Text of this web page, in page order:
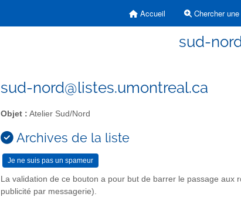
Accueil Chercher
sud-
sud-nord@listes.umontreal.ca
Objet : Atelier Sud/Nord
Archives de la liste
La validation de ce bouton a pour but de barrer le passage
publicité par messagerie).